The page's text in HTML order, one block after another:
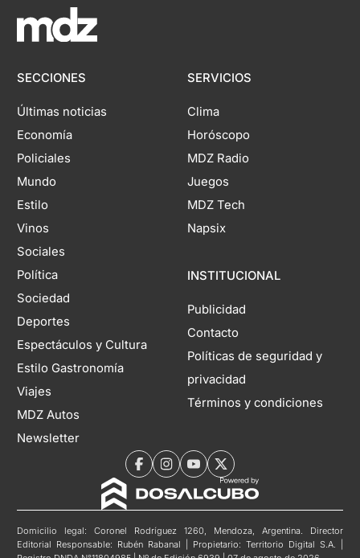
SECCIONES
Últimas noticias
Economía
Policiales
Mundo
Estilo
Vinos
Sociales
Política
Sociedad
Deportes
Espectáculos y Cultura
Estilo Gastronomía
Viajes
MDZ Autos
Newsletter
SERVICIOS
Clima
Horóscopo
MDZ Radio
Juegos
MDZ Tech
Napsix
INSTITUCIONAL
Publicidad
Contacto
Políticas de seguridad y
privacidad
Términos y condiciones
Domicilio legal: Coronel Rodríguez 1260, Mendoza, Argentina. Director
Editorial Responsable: Rubén Rabanal | Propietario: Territorio Digital S.A. |